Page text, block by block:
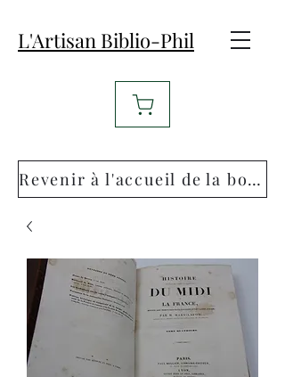
L'Artisan Biblio-Phil
Revenir à l'accueil de la boutique